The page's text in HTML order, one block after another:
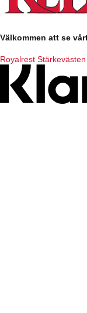
Välkommen att se
Royalrest Stärkevästen